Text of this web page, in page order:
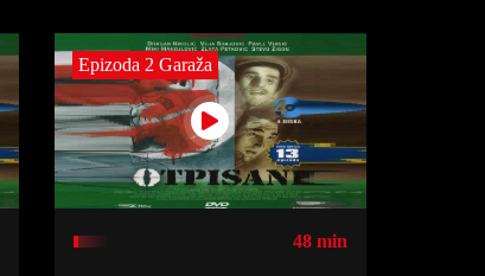
Epizoda 2 Garaža
48 min